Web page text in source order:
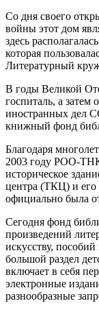
Со дня своего
войны этот дом
здесь
которая
Литературный
В годы Великой
госпиталь, а затем
иностранных дел
книжный фонд
Благодаря
2003 году РОО-
историческое
центра (ТКЦ) и его
официально была
Сегодня фонд
произведений
искусству,
большой раздел
включает в себя
электронные
разнообразные